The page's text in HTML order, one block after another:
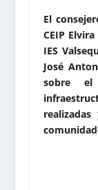
El
CEIP
IES
José
sobre